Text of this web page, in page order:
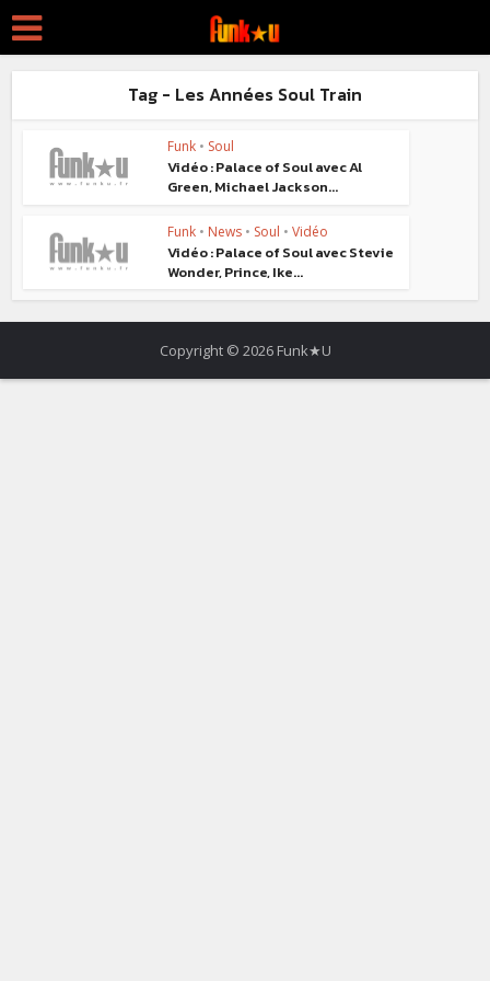
Tag - Les Années Soul Train
Funk • Soul
Vidéo : Palace of Soul avec Al
Green, Michael Jackson...
Funk • News • Soul • Vidéo
Vidéo : Palace of Soul avec Stevie
Wonder, Prince, Ike...
Copyright © 2026 Funk★U